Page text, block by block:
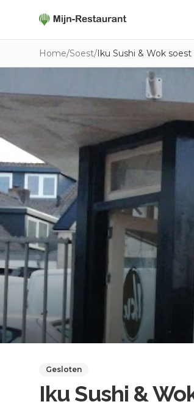
Home/Soest/Iku Sushi & Wok soest
Gesloten
Iku Sushi &